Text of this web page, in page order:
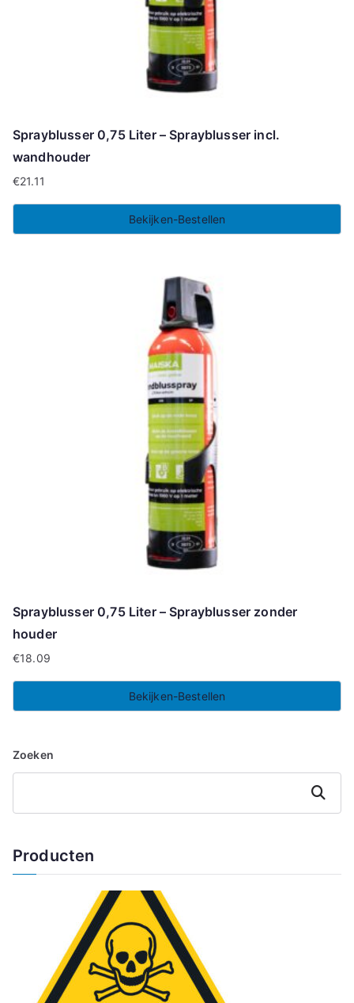
Sprayblusser 0,75 Liter – Sprayblusser incl.
wandhouder
€21.11
Bekijken-Bestellen
Sprayblusser 0,75 Liter – Sprayblusser zonder
houder
€18.09
Bekijken-Bestellen
Zoeken
Zoeken
Producten